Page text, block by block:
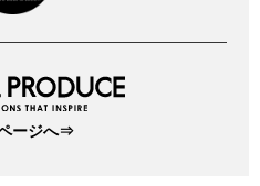
ージへ⇒